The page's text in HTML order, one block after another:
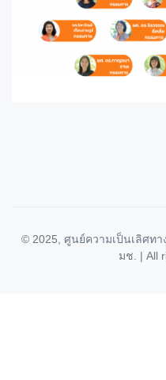
© 2025, ศูนย์ความเป็นเลิศทา
มช. | All